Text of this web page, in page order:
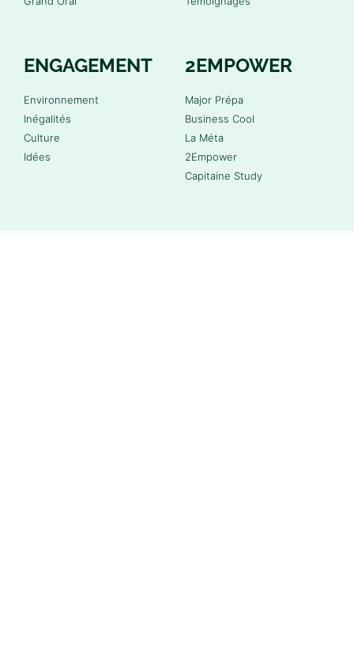
ENGAGEMENT
Environnement
Inégalités
Culture
Idées
2EMPOWER
Major Prépa
Business Cool
La Méta
2Empower
Capitaine Study